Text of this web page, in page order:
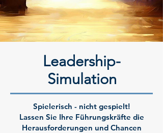
Leadership-
Simulation
Spielerisch - nicht gespielt!
Lassen Sie Ihre Führungskräfte die
Herausforderungen und Chancen